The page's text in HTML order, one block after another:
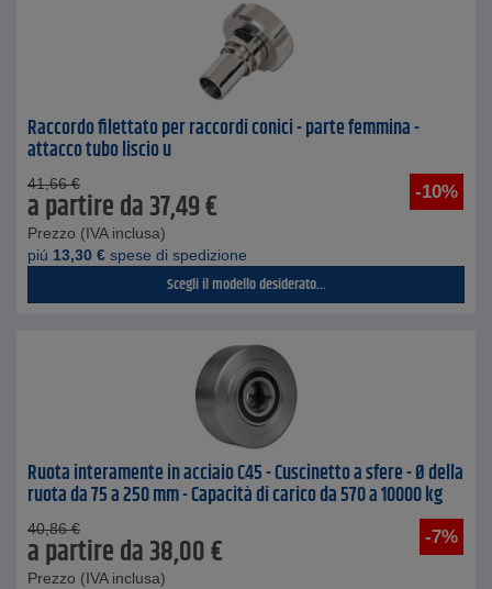
Raccordo filettato per raccordi conici - parte femmina -
attacco tubo liscio u
-10%
41,66 €
a partire da37,49€
Prezzo (IVA inclusa)
piú 13,30 € spese di spedizione
Scegli il modello desiderato...
Ruota interamente in acciaio C45 - Cuscinetto a sfere - Ø della
ruota da 75 a 250 mm - Capacità di carico da 570 a 10000 kg
-7%
40,86 €
a partire da38,00€
Prezzo (IVA inclusa)